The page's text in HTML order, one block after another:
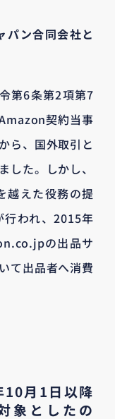
パン合同会社と
第6条第2項第7
契約当事
ら、国外取引と
した。しかし、
越えた役務の提
われ、2015年
の出品サ
て出品者へ消費
月1日以降
象としたの